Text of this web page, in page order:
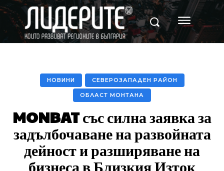
НОВИНИ СЕВЕРОЗАПАДЕН РАЙОН
ОБЛАСТ МОНТАНА
MONBAT със силна заявка за
задълбочаване на развойната
дейност и разширяване на
бизнеса в Близкия Изток